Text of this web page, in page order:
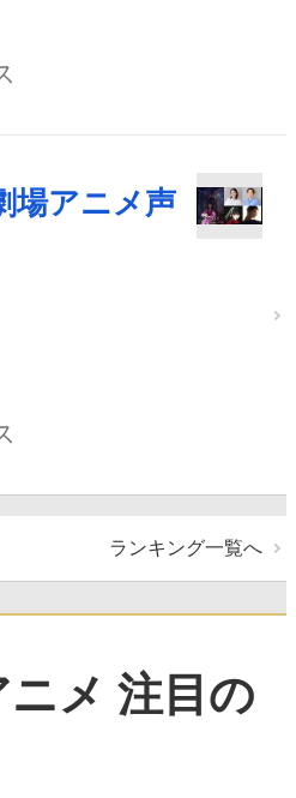
場アニメ声
ランキング一覧へ
メ 注目の